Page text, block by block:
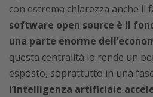
con estrema chiarezza anche il
software open source è il
una parte enorme
questa centralità lo rende un
esposto, soprattutto in una
l’intelligenza artificiale